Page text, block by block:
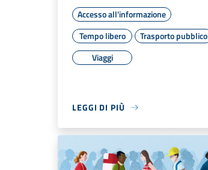
Accesso all'informazione
Tempo libero
Trasporto pubblico
Viaggi
LEGGI DI PIÙ